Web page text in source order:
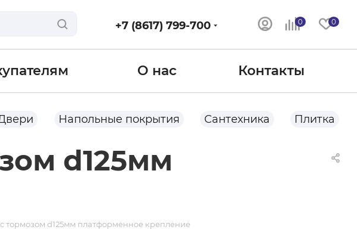
0 0
+7 (8617) 799-700
О нас Контакты
Напольные покрытия Сантехника Плитка
d125мм
тормозом d125мм платформенное крепление